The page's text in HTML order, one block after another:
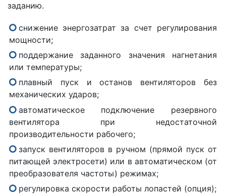
заданию.
снижение энергозатрат за счет регулирования
мощности;
поддержание заданного значения нагнетания
или температуры;
плавный пуск и останов вентиляторов без
механических ударов;
автоматическое подключение резервного
вентилятора при недостаточной
производительности рабочего;
запуск вентиляторов в ручном (прямой пуск от
питающей электросети) или в автоматическом (от
преобразователя частоты) режимах;
регулировка скорости работы лопастей (опция);